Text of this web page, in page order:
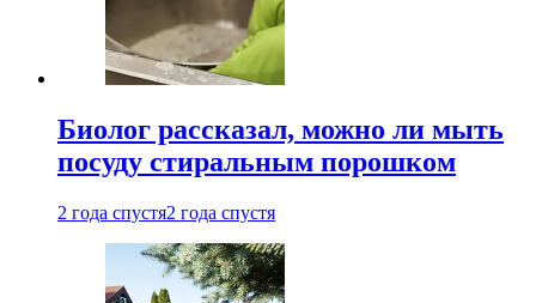
Биолог рассказал, можно ли мыть
посуду стиральным порошком
2 года спустя2 года спустя